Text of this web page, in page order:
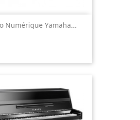
Numérique Yamaha...